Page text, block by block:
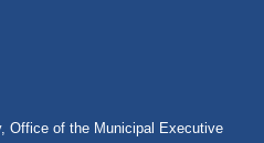
Office of the Municipal Executive